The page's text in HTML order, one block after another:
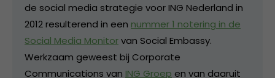
de social media strategie voor ING Nederland in
2012 resulterend in een nummer 1 notering in de
Social Media Monitorvan Social Embassy.
Werkzaam geweest bij Corporate
Communications van ING Groep en van daaruit